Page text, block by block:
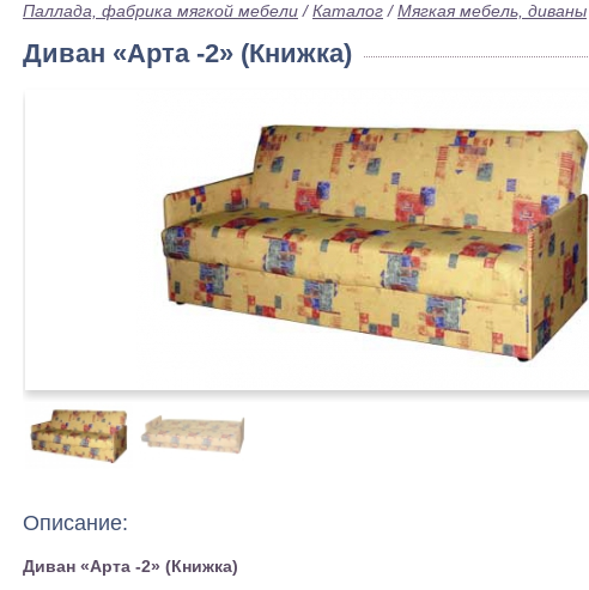
Паллада, фабрика мягкой мебели /Каталог /Мягкая мебель, диваны
Диван «Арта -2» (Книжка)
Описание:
Диван «Арта -2» (Книжка)